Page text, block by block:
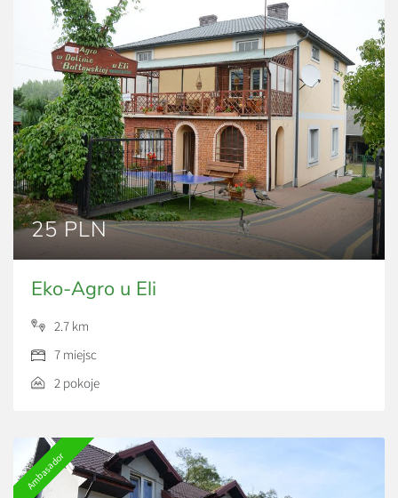
25 PLN
Eko-Agro u Eli
2.7 km
7 miejsc
2 pokoje
Ambasador